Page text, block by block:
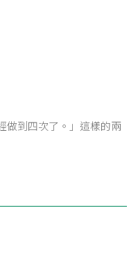
做到四次了。」這樣的兩